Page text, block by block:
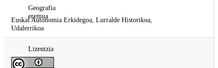
Geografia
eremua
Euskal Autonomia Erkidegoa, Lurralde Historikoa,
Udalerrikoa
Lizentzia